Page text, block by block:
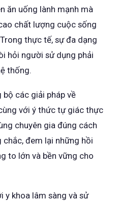
ăn uống lành mạnh mà
chất lượng cuộc sống
thực tế, sự đa dạng
hỏi người sử dụng phải
thống.
các giải pháp về
với ý thức tự giác thực
chuyên gia đúng cách
đem lại những hồi
to lớn và bền vững cho
y khoa lâm sàng và sử